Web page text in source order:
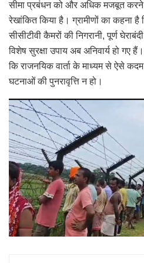
सीमा प्रबंधन को और अधिक मजबूत
रेखांकित किया है। ग्रामीणों का कहना
सीसीटीवी कैमरों की निगरानी, पूर्ण
विशेष सुरक्षा उपाय अब अनिवार्य हो गए
कि राजनयिक वार्ता के माध्यम से ऐसे
घटनाओं की पुनरावृत्ति न हो।